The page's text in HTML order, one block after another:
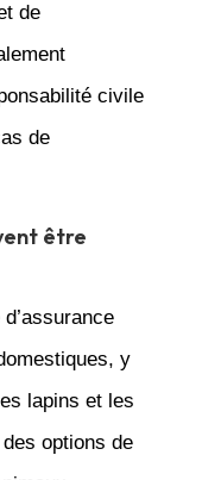
de
civile
de
être
y
lapins et les
options de